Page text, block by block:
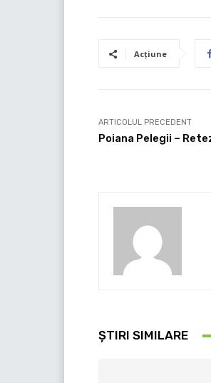
Acțiune
ARTICOLUL PRECEDENT
Poiana Pelegii –
ȘTIRI SIMILARE